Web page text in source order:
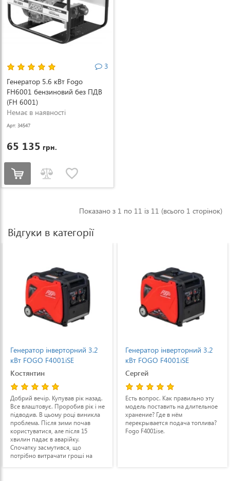
3
Генератор 5.6 кВт Fogo
FH6001 бензиновий без ПДВ
(FH 6001)
Немає в наявності
Арт: 34547
65 135 грн.
Показано з 1 по 11 із 11 (всього 1 сторінок)
Відгуки в категорії
Генератор інверторний 3.2
кВт FOGO F4001iSE
Сергей
Есть вопрос. Как правильно эту
модель поставить на длительное
хранение? Где в нём
перекрывается подача топлива?
Fogo F4001ise.
Генератор бензиновий 6,5
кВт Vulkan SC8000TE-II
(SC8000TE-II)
Віталій
Скажіть будь ласка, хто має цей
прилад- Він сварку від
полуавтомата потягне чи ні,
дякую